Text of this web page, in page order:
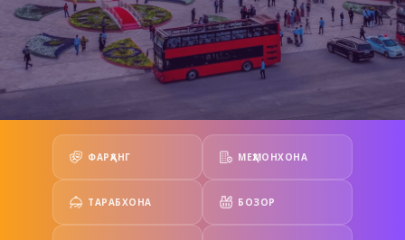
ФАРҲАНГ МЕҲМОНХОНА
ТАРАБХОНА БОЗОР